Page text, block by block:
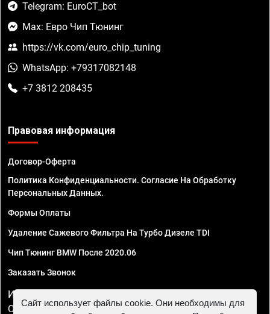
Telegram: EuroCT_bot
Max: Евро Чип Тюнинг
https://vk.com/euro_chip_tuning
WhatsApp: +79317082148
+7 3812 208435
Правовая информация
Договор-Оферта
Политика Конфиденциальности. Согласие На Обработку
Персональных Данных.
Формы Оплаты
Удаление Сажевого Фильтра На Турбо Дизеле TDI
Чип Тюнинг BMW После 2020.06
Заказать Звонок
ИП Смирнов Георгий Павлович. ИНН 781302555843,
ОГРНИП 324470400032610
Сайт использует файлы cookie. Они необходимы для